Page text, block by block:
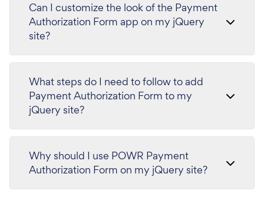
Can I customize the look of the Payment
Authorization Form app on my jQuery
site?
What steps do I need to follow to add
Payment Authorization Form to my
jQuery site?
Why should I use POWR Payment
Authorization Form on my jQuery site?